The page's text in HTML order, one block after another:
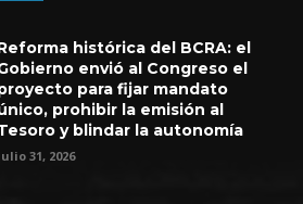
histórica del BCRA: el
envió al Congreso el
para fijar mandato
prohibir la emisión al
y blindar la autonomía
31, 2026